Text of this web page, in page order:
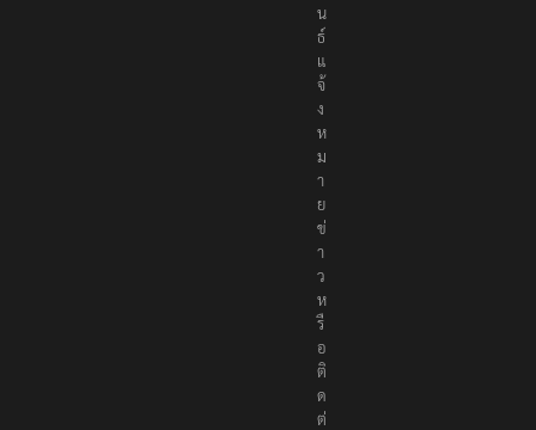
น
ธ์
แ
จ้
ง
ห
ม
า
ย
ข่
า
ว
ห
รื
อ
ติ
ด
ต่